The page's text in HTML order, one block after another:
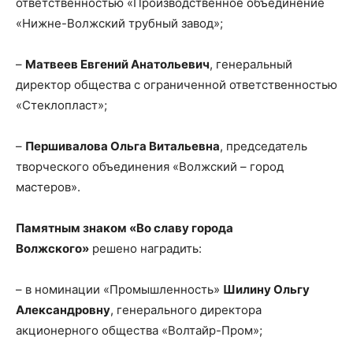
«Нижне-Волжский трубный завод»;
– Матвеев Евгений Анатольевич, генеральный
директор общества с ограниченной ответственностью
«Стеклопласт»;
– Першивалова Ольга Витальевна, председатель
творческого объединения «Волжский – город
мастеров».
Памятным знаком «Во славу города
Волжского» решено наградить:
– в номинации «Промышленность» Шилину Ольгу
Александровну, генерального директора
акционерного общества «Волтайр-Пром»;